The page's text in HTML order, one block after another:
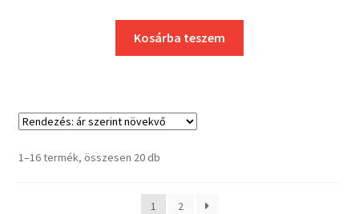
Kosárba teszem
1–16 termék, összesen 20 db
1 2